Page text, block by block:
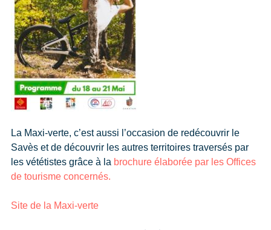
La Maxi-verte, c’est aussi l’occasion de redécouvrir le
Savès et de découvrir les autres territoires traversés par
les vététistes grâce à la brochure élaborée par les Offices
de tourisme concernés.
Site de la Maxi-verte